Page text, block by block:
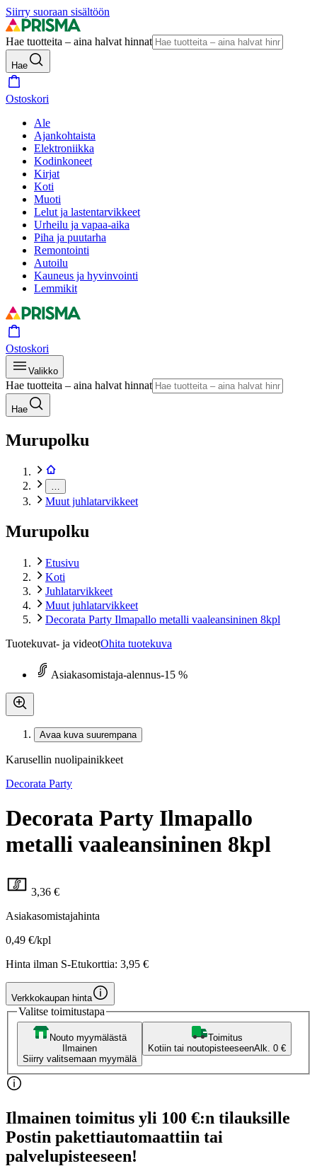
Siirry suoraan sisältöön
Hae tuotteita – aina halvat hinnat
Hae
Ostoskori
Ale
Ajankohtaista
Elektroniikka
Kodinkoneet
Kirjat
Koti
Muoti
Lelut ja lastentarvikkeet
Urheilu ja vapaa-aika
Piha ja puutarha
Remontointi
Autoilu
Kauneus ja hyvinvointi
Lemmikit
Ostoskori
Valikko
Hae tuotteita – aina halvat hinnat
Hae
Murupolku
Muut juhlatarvikkeet
Murupolku
Etusivu
Koti
Juhlatarvikkeet
Muut juhlatarvikkeet
Decorata Party Ilmapallo metalli vaaleansininen 8kpl
Tuotekuvat- ja videotOhita tuotekuva
Asiakasomistaja-alennus-15 %
Avaa kuva suurempana
Karusellin nuolipainikkeet
Decorata Party
Decorata Party Ilmapallo
metalli vaaleansininen 8kpl
3,36 €
Asiakasomistajahinta
0,49 €/kpl
Hinta ilman S-Etukorttia: 3,95 €
Verkkokaupan hinta
Valitse toimitustapa
Nouto myymälästä
Ilmainen
Siirry valitsemaan myymälä
Toimitus
Kotiin tai noutopisteeseenAlk. 0 €
Ilmainen toimitus yli 100 €:n tilauksille
Postin pakettiautomaattiin tai
palvelupisteeseen!